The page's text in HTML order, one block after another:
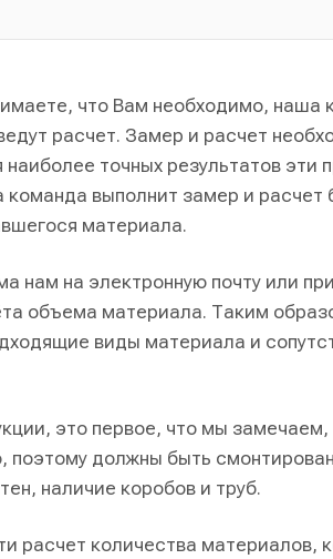
что Вам необходимо, наша
расчет. Замер и расчет
точных результатов
выполнит замер и
материала.
нам на электронную почту или
объема материала. Таким
виды материала и
это первое, что мы
должны быть
наличие коробов и труб.
расчет количества материалов,